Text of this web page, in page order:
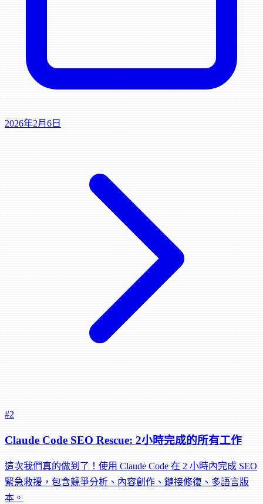
2026年2月6日
#2
Claude Code SEO Rescue: 2小時完成的所有工作
這次我們真的做到了！使用 Claude Code 在 2 小時內完成 SEO
緊急救援，包含競爭分析、內容創作、鏈接修復、多語言版
本。